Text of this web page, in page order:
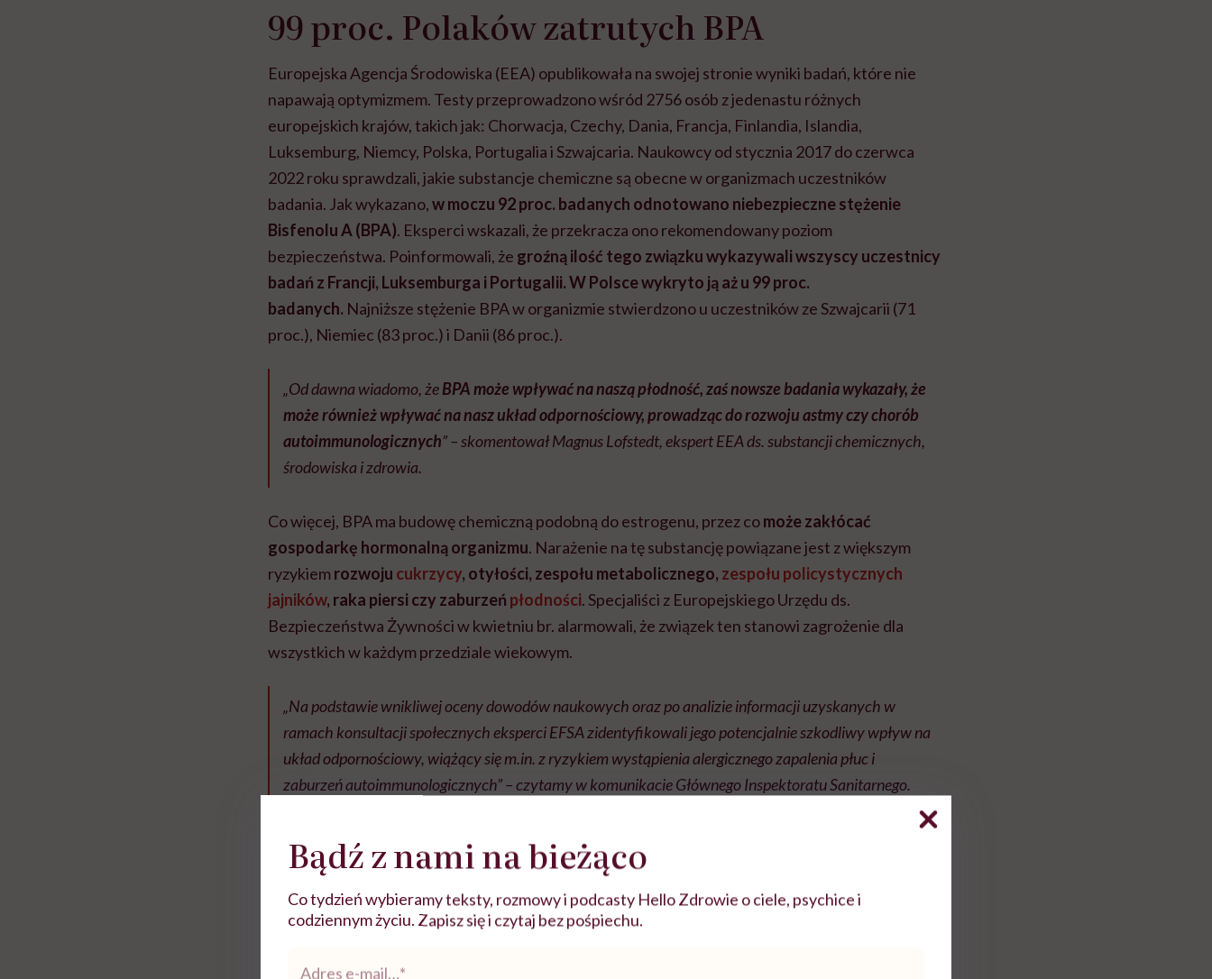
99 proc. Polaków zatrutych BPA
Europejska Agencja Środowiska (EEA) opublikowała na swojej stronie wyniki badań, które nie
napawają optymizmem. Testy przeprowadzono wśród 2756 osób z jedenastu różnych
europejskich krajów, takich jak: Chorwacja, Czechy, Dania, Francja, Finlandia, Islandia,
Luksemburg, Niemcy, Polska, Portugalia i Szwajcaria. Naukowcy od stycznia 2017 do czerwca
2022 roku sprawdzali, jakie substancje chemiczne są obecne w organizmach uczestników
badania. Jak wykazano,w moczu 92 proc. badanych odnotowano niebezpieczne stężenie
Bisfenolu A (BPA). Eksperci wskazali, że przekracza ono rekomendowany poziom
bezpieczeństwa. Poinformowali, że groźnąilość tego związku wykazywali wszyscy uczestnicy
badań z Francji, Luksemburga i Portugalii. W Polsce wykryto ją aż u 99 proc.
badanych. Najniższe stężenie BPA w organizmie stwierdzono u uczestników ze Szwajcarii (71
proc.), Niemiec (83 proc.) i Danii (86 proc.).
„Od dawna wiadomo, żeBPA może wpływać na naszą płodność, zaś nowsze badania wykazały, że
może również wpływać na nasz układ odpornościowy, prowadząc do rozwoju astmy czy chorób
autoimmunologicznych” – skomentował Magnus Lofstedt, ekspert EEA ds. substancji chemicznych,
środowiska i zdrowia.
Co więcej, BPA ma budowę chemiczną podobną do estrogenu, przez comoże zakłócać
gospodarkę hormonalną organizmu. Narażenie na tę substancję powiązane jest z większym
ryzykiemrozwoju cukrzycy, otyłości, zespołu metabolicznego, zespołu policystycznych
jajników, raka piersi czy zaburzeń płodności. Specjaliści z Europejskiego Urzędu ds.
Bezpieczeństwa Żywności w kwietniu br. alarmowali, że związek ten stanowi zagrożenie dla
wszystkich w każdym przedziale wiekowym.
„Na podstawie wnikliwej oceny dowodów naukowych oraz po analizie informacji uzyskanych w
ramach konsultacji społecznych eksperci EFSA zidentyfikowali jego potencjalnie szkodliwy wpływ na
układ odpornościowy, wiążący się m.in. z ryzykiem wystąpienia alergicznego zapalenia płuc i
zaburzeń autoimmunologicznych” – czytamy w komunikacie Głównego Inspektoratu Sanitarnego.
Rolki
Bądź z nami na bieżąco
Co tydzień wybieramy teksty, rozmowy i podcasty Hello Zdrowie o ciele, psychice i
codziennym życiu. Zapisz się i czytaj bez pośpiechu.